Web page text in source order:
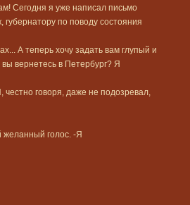
Сегодня я уже написал письмо
по поводу состояния
А теперь хочу задать вам глупый и
вернетесь в Петербург? Я
честно говоря, даже не подозревал,
голос. -Я